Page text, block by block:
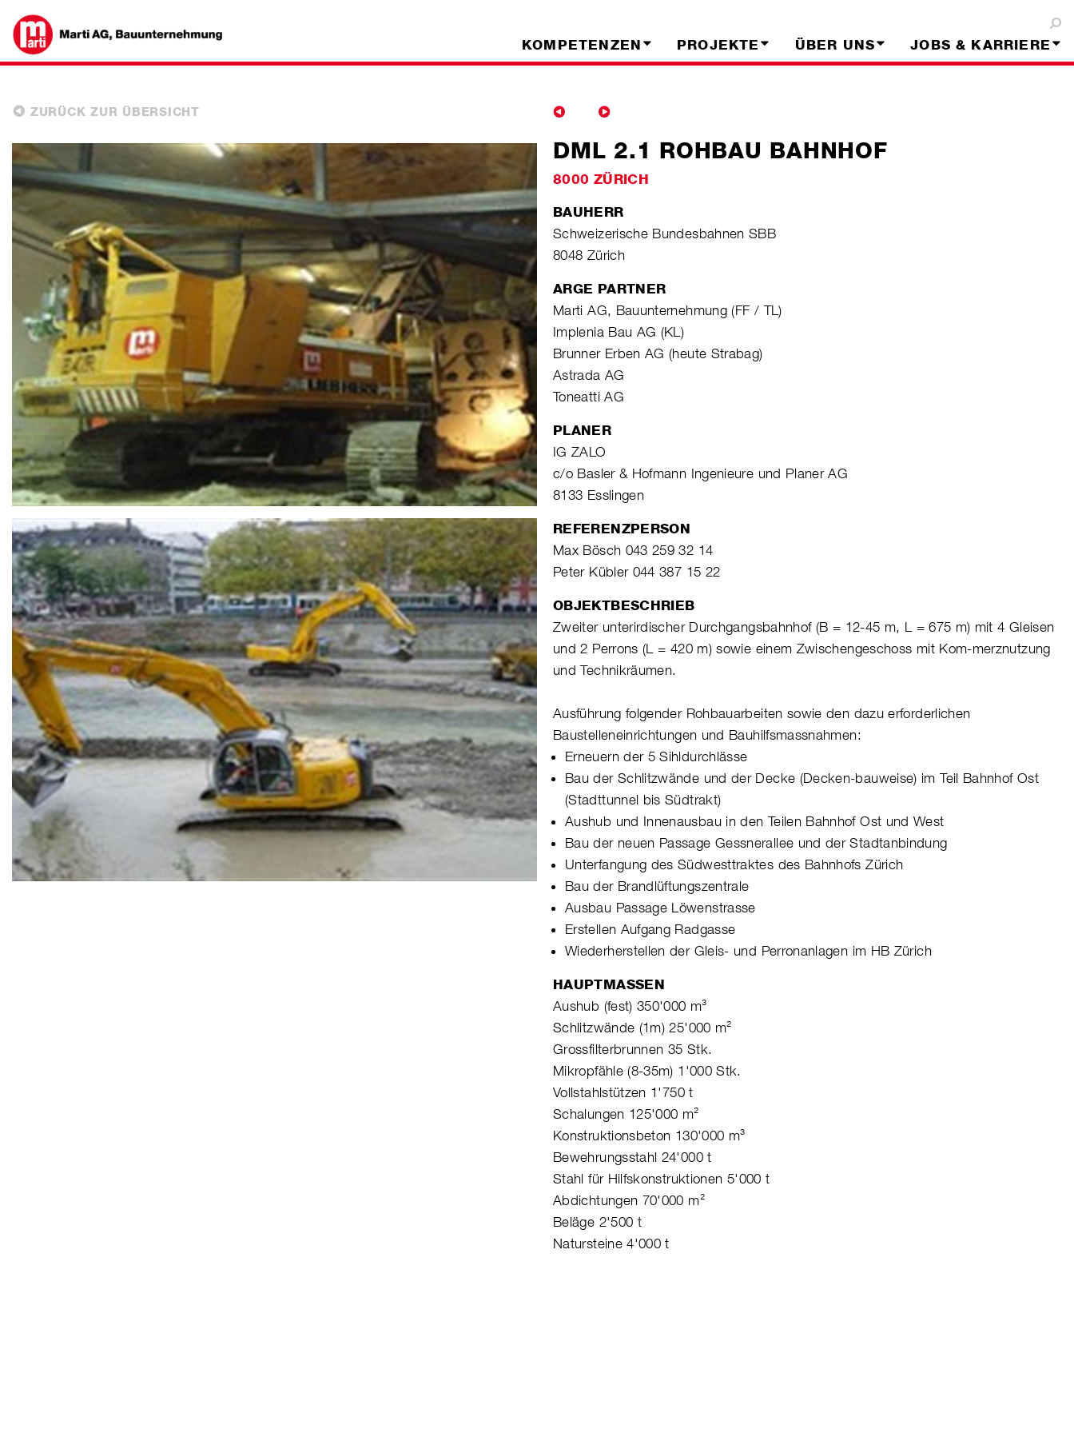
KOMPETENZEN PROJEKTE ÜBER UNS JOBS & KARRIERE
ZURÜCK ZUR ÜBERSICHT
DML 2.1 ROHBAU BAHNHOF
8000 ZÜRICH
BAUHERR
Schweizerische Bundesbahnen SBB
8048 Zürich
ARGE PARTNER
Marti AG, Bauunternehmung (FF / TL)
Implenia Bau AG (KL)
Brunner Erben AG (heute Strabag)
Astrada AG
Toneatti AG
PLANER
IG ZALO
c/o Basler & Hofmann Ingenieure und Planer AG
8133 Esslingen
REFERENZPERSON
Max Bösch 043 259 32 14
Peter Kübler 044 387 15 22
OBJEKTBESCHRIEB
Zweiter unterirdischer Durchgangsbahnhof (B = 12-45 m, L = 675 m) mit 4 Gleisen
und 2 Perrons (L = 420 m) sowie einem Zwischengeschoss mit Kom-merznutzung
und Technikräumen.
Ausführung folgender Rohbauarbeiten sowie den dazu erforderlichen
Baustelleneinrichtungen und Bauhilfsmassnahmen:
Erneuern der 5 Sihldurchlässe
Bau der Schlitzwände und der Decke (Decken-bauweise) im Teil Bahnhof Ost
(Stadttunnel bis Südtrakt)
Aushub und Innenausbau in den Teilen Bahnhof Ost und West
Bau der neuen Passage Gessnerallee und der Stadtanbindung
Unterfangung des Südwesttraktes des Bahnhofs Zürich
Bau der Brandlüftungszentrale
Ausbau Passage Löwenstrasse
Erstellen Aufgang Radgasse
Wiederherstellen der Gleis- und Perronanlagen im HB Zürich
HAUPTMASSEN
Aushub (fest) 350'000 m³
Schlitzwände (1m) 25'000 m²
Grossfilterbrunnen 35 Stk.
Mikropfähle (8-35m) 1'000 Stk.
Vollstahlstützen 1'750 t
Schalungen 125'000 m²
Konstruktionsbeton 130'000 m³
Bewehrungsstahl 24'000 t
Stahl für Hilfskonstruktionen 5'000 t
Abdichtungen 70'000 m²
Beläge 2'500 t
Natursteine 4'000 t